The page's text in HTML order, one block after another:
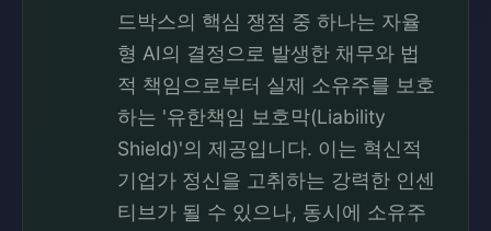
드박스의 핵심 쟁점 중 하나는 자율
형 AI의 결정으로 발생한 채무와 법
적 책임으로부터 실제 소유주를 보호
하는 '유한책임 보호막(Liability
Shield)'의 제공입니다. 이는 혁신적
기업가 정신을 고취하는 강력한 인센
티브가 될 수 있으나, 동시에 소유주